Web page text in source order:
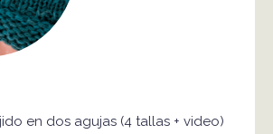
en dos agujas (4 tallas + video)